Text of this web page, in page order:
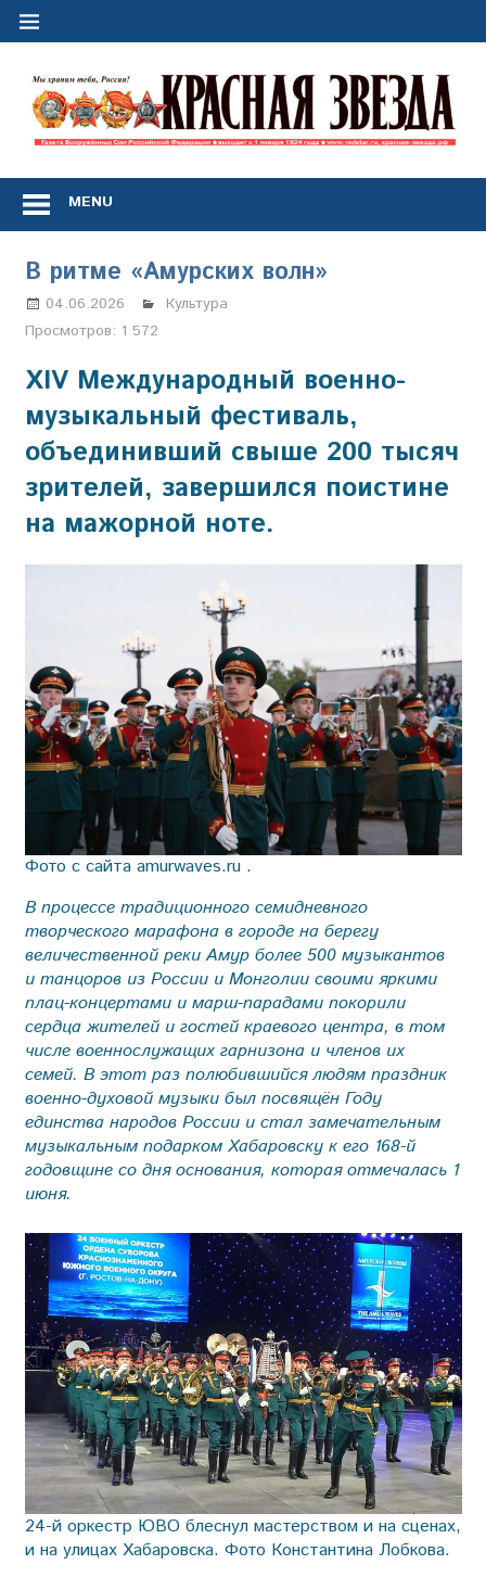
Перейти
Сил
Российской
Федерации
*
выходит
с
января
1924
года
MENU
В ритме «Амурских волн»
04.06.2026 Марина Щербакова
Культура
Просмотров: 1 572
XIV Международный военно-
музыкальный фестиваль,
объединивший свыше 200 тысяч
зрителей, завершился поистине
на мажорной ноте.
Фото с сайта amurwaves.ru .
В процессе традиционного семи­дневного
творческого марафона в городе на берегу
величественной реки Амур более 500 музыкантов
и танцоров из России и Монголии своими яркими
плац-концертами и марш-парадами покорили
сердца жителей и гостей краевого центра, в том
числе военнослужащих гарнизона и членов их
семей. В этот раз полюбившийся людям праздник
военно-духовой музыки был посвящён Году
единства народов России и стал замечательным
музыкальным подарком Хабаровску к его 168-й
годовщине со дня основания, которая отмечалась 1
июня.
24-й оркестр ЮВО блеснул мастерством и на сценах,
и на улицах Хабаровска. Фото Константина Лобкова.